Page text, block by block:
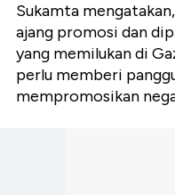
Sukamta
ajang promosi dan
yang memilukan di
perlu memberi
mempromosikan